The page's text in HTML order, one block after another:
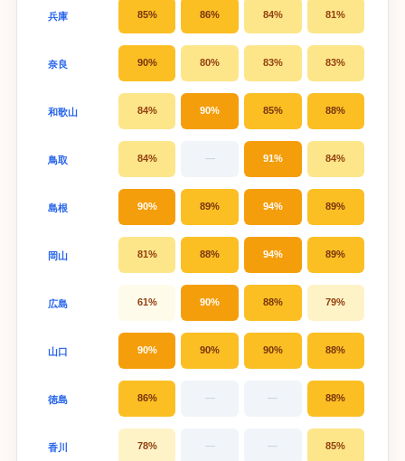
兵庫 85% 86% 84% 81%
奈良 90% 80% 83% 83%
和歌山 84% 90% 85% 88%
鳥取 84% — 91% 84%
島根 90% 89% 94% 89%
岡山 81% 88% 94% 89%
広島 61% 90% 88% 79%
山口 90% 90% 90% 88%
徳島 86% — — 88%
香川 78% — — 85%